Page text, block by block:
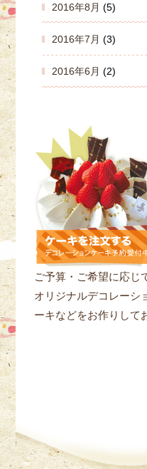
2016年8月 (5)
2016年7月 (3)
2016年6月 (2)
ご予算・ご希望に応じ
オリジナルデコレーシ
ーキなどをお作りして